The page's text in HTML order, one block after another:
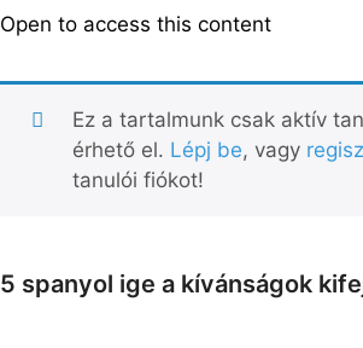
Open to access this content
Ez a tartalmunk csak aktív
érhető el. Lépj be, vagy
tanulói fiókot!
5 spanyol ige a kívánságok